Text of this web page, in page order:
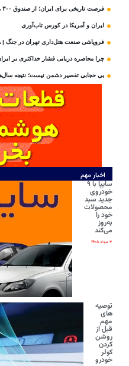
فرصت تاریخی برای ایران؛ از صندوق ۳۰۰ میلیارد دلاری تا بازپس گیری دارایی‌های ایران
ایران و آمریکا در کورس تاب‌آوری
فروپاشی صنعت هتل‌داری تهران در جنگ | ۸ هزار هتل‌دار بیکار شدند
چرا محاصره دریایی فشار حداکثری بر
بی‌ حجابی تقصیر دشمن نیست؛ نتیجه
اخبار مهم
سایپا با ۹
خودروی
جدید سبد
محصولات
خود را
به‌روز
می‌کند
۳ مرداد ۱۴۰۵
توصیه
های
مهم
قبل از
روشن
کردن
کولر
خودرو